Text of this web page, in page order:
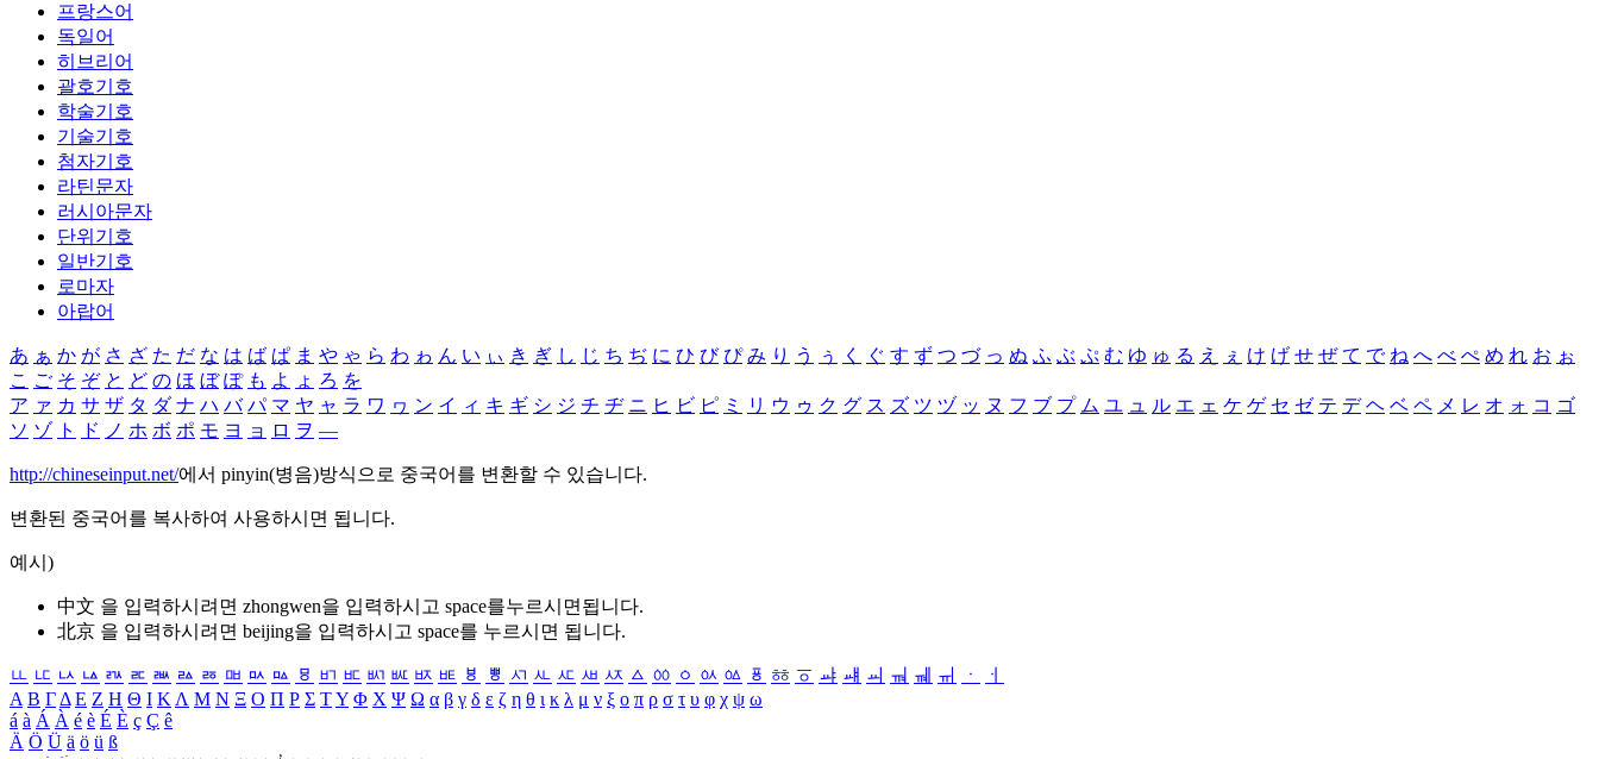
프랑스어
독일어
히브리어
괄호기호
학술기호
기술기호
첨자기호
라틴문자
러시아문자
단위기호
일반기호
로마자
아랍어
あ ぁ か が さ ざ た だ な は ば ぱ ま や ゃ ら わ ゎ ん い ぃ き ぎ し じ ち ぢ に ひ び ぴ み り う ぅ く ぐ す ず つ づ っ ぬ ふ ぶ ぷ む ゆ ゅ る え ぇ け げ せ ぜ て で ね へ べ ぺ め れ お ぉ
こ ご そ ぞ と ど の ほ ぼ ぽ も よ ょ ろ を
ア ァ カ サ ザ タ ダ ナ ハ バ パ マ ヤ ャ ラ ワ ヮ ン イ ィ キ ギ シ ジ チ ヂ ニ ヒ ビ ピ ミ リ ウ ゥ ク グ ス ズ ツ ヅ ッ ヌ フ ブ プ ム ユ ュ ル エ ェ ケ ゲ セ ゼ テ デ ヘ ベ ペ メ レ オ ォ コ ゴ
ソ ゾ ト ド ノ ホ ボ ポ モ ヨ ョ ロ ヲ ―
http://chineseinput.net/에서 pinyin(병음)방식으로 중국어를 변환할 수 있습니다.
변환된 중국어를 복사하여 사용하시면 됩니다.
예시)
中文 을 입력하시려면 zhongwen을 입력하시고 space를누르시면됩니다.
北京 을 입력하시려면 beijing을 입력하시고 space를 누르시면 됩니다.
ㅥ ㅦ ㅧ ㅨ ㅩ ㅪ ㅫ ㅬ ㅭ ㅮ ㅯ ㅰ ㅱ ㅲ ㅳ ㅴ ㅵ ㅶ ㅷ ㅸ ㅹ ㅺ ㅻ ㅼ ㅽ ㅾ ㅿ ㆀ ㆁ ㆂ ㆃ ㆄ ㆅ ㆆ ㆇ ㆈ ㆉ ㆊ ㆋ ㆌ ㆍ
ㆎ
Α Β ΓΔ Ε Ζ Η Θ Ι ΚΛ Μ Ν Ξ Ο Π Ρ Σ ΤΥ Φ Χ Ψ Ω α β γ δ ε ζ η θ ι κ λ μ ν ξ ο π ρ σ τ υ φ χ ψ ω
á à Á À é è É È ç Ç ê
Ä Ö Ü ä ö ü ß